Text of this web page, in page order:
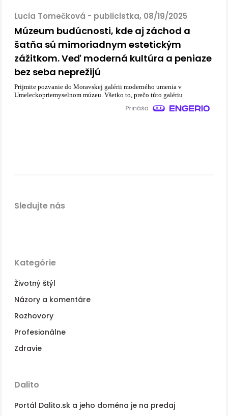
Lucia Tomečková - publicistka, 08/19/2025
Múzeum budúcnosti, kde aj záchod a
šatňa sú mimoriadnym estetickým
zážitkom. Veď moderná kultúra a peniaze
bez seba neprežijú
Prijmite pozvanie do Moravskej galérii moderného umenia v
Umeleckopriemyselnom múzeu. Všetko to, prečo túto galériu
Kategórie
Životný štýl
Názory a komentáre
Rozhovory
Profesionálne
Zdravie
Dalito
Portál Dalito.sk a jeho doména je na predaj
Sledujte nás